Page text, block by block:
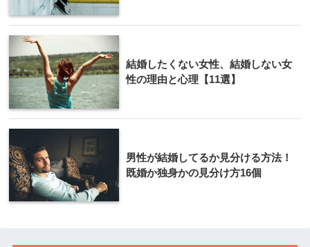
結婚したくない女性、結婚しない女
性の理由と心理【11選】
男性が結婚してるか見分ける方法！
既婚か独身かの見分け方16個